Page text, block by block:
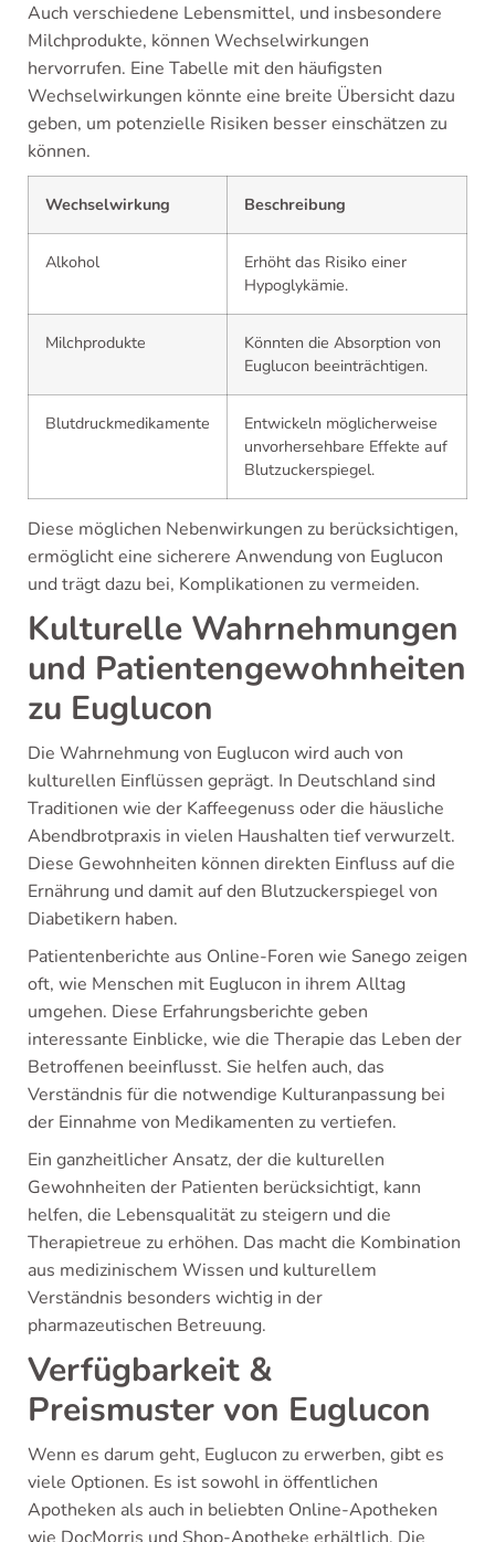
Auch verschiedene Lebensmittel, und insbesondere
Milchprodukte, können Wechselwirkungen
hervorrufen. Eine Tabelle mit den häufigsten
Wechselwirkungen könnte eine breite Übersicht dazu
geben, um potenzielle Risiken besser einschätzen zu
können.
Wechselwirkung Beschreibung
Alkohol
Erhöht das Risiko einer
Hypoglykämie.
Milchprodukte
Könnten die Absorption von
Euglucon beeinträchtigen.
Blutdruckmedikamente
Entwickeln möglicherweise
unvorhersehbare Effekte auf
Blutzuckerspiegel.
Diese möglichen Nebenwirkungen zu berücksichtigen,
ermöglicht eine sicherere Anwendung von Euglucon
und trägt dazu bei, Komplikationen zu vermeiden.
Kulturelle Wahrnehmungen
und Patientengewohnheiten
zu Euglucon
Die Wahrnehmung von Euglucon wird auch von
kulturellen Einflüssen geprägt. In Deutschland sind
Traditionen wie der Kaffeegenuss oder die häusliche
Abendbrotpraxis in vielen Haushalten tief verwurzelt.
Diese Gewohnheiten können direkten Einfluss auf die
Ernährung und damit auf den Blutzuckerspiegel von
Diabetikern haben.
Patientenberichte aus Online-Foren wie Sanego zeigen
oft, wie Menschen mit Euglucon in ihrem Alltag
umgehen. Diese Erfahrungsberichte geben
interessante Einblicke, wie die Therapie das Leben der
Betroffenen beeinflusst. Sie helfen auch, das
Verständnis für die notwendige Kulturanpassung bei
der Einnahme von Medikamenten zu vertiefen.
Ein ganzheitlicher Ansatz, der die kulturellen
Gewohnheiten der Patienten berücksichtigt, kann
helfen, die Lebensqualität zu steigern und die
Therapietreue zu erhöhen. Das macht die Kombination
aus medizinischem Wissen und kulturellem
Verständnis besonders wichtig in der
pharmazeutischen Betreuung.
Verfügbarkeit &
Preismuster von Euglucon
Wenn es darum geht, Euglucon zu erwerben, gibt es
viele Optionen. Es ist sowohl in öffentlichen
Apotheken als auch in beliebten Online-Apotheken